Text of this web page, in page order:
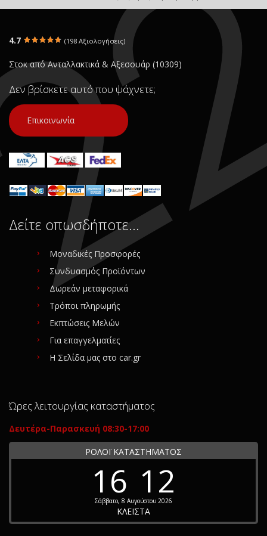
4.7 (198 Αξιολογήσεις)
Στοκ από Ανταλλακτικά & Αξεσουάρ (10309)
Δεν βρίσκετε αυτό που ψάχνετε;
Επικοινωνία
Δείτε οπωσδήποτε…
Μοναδικές Προσφορές
Συνδυασμός Προϊόντων
Δωρεάν μεταφορικά
Τρόποι πληρωμής
Εκπτώσεις Μελών
Για επαγγελματίες
Η Σελίδα μας στο car.gr
Ώρες λειτουργίας καταστήματος
Δευτέρα-Παρασκευή 08:30-17:00
ΡΟΛΟΪ ΚΑΤΑΣΤΗΜΑΤΟΣ
16 12
Σάββατο, 8 Αυγούστου 2026
ΚΛΕΙΣΤΑ